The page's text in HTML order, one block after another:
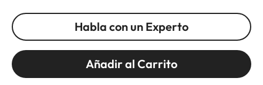
Habla con un Experto
Añadir al Carrito